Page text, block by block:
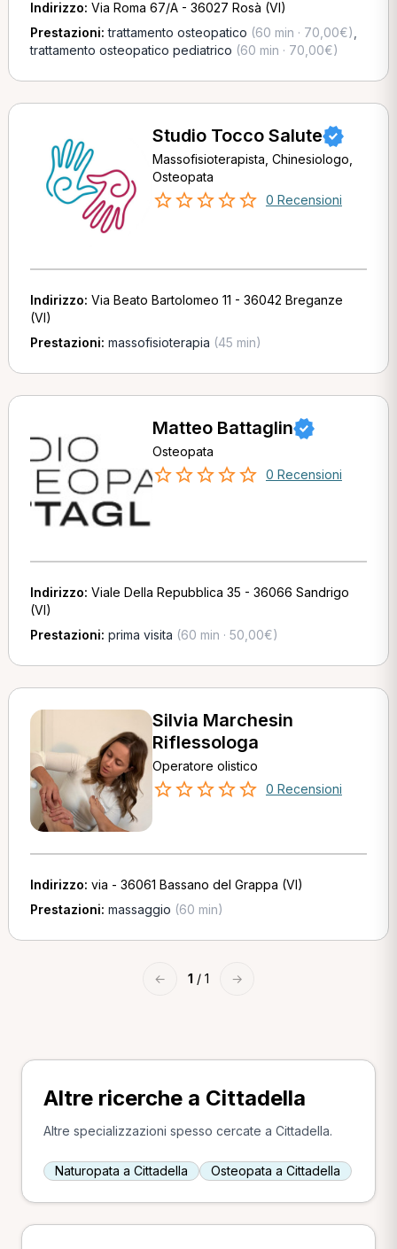
Indirizzo: Via Roma 67/A - 36027 Rosà (VI)
Prestazioni:trattamento osteopatico (60 min · 70,00€)
trattamento osteopatico pediatrico (60 min · 70,00€)
Studio Tocco Salute
Massofisioterapista, Chinesiologo,
Osteopata
0 Recensioni
Indirizzo: Via Beato Bartolomeo 11 - 36042 Breganze
(VI)
Prestazioni: massofisioterapia (45 min)
Matteo Battaglin
Osteopata
0 Recensioni
Indirizzo: Viale Della Repubblica 35 - 36066 Sandrigo
(VI)
Prestazioni: prima visita (60 min · 50,00€)
Silvia Marchesin
Riflessologa
Operatore olistico
0 Recensioni
Indirizzo: via - 36061 Bassano del Grappa (VI)
Prestazioni: massaggio (60 min)
← 1 / 1 →
Altre ricerche a Cittadella
Altre specializzazioni spesso cercate a Cittadella.
Naturopata a Cittadella Osteopata a Cittadella